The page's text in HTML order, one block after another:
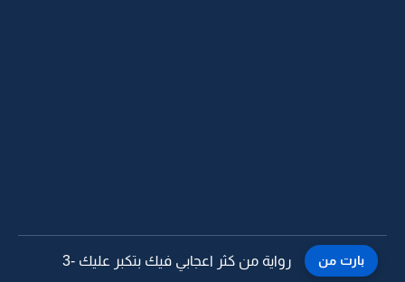
بارت من رواية من كثر اعجابي فيك بتكبر عليك -2